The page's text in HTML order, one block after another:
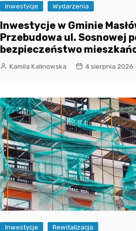
Inwestycje Wydarzenia
Inwestycje w Gminie
Przebudowa ul. Sosnowej
bezpieczeństwo
Kamila Kalinowska 4 sierpnia 2026
Inwestycje Rewitalizacja